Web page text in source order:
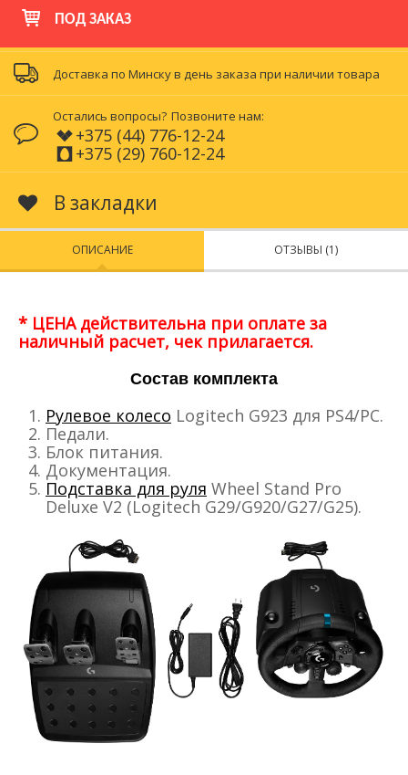
ПОД ЗАКАЗ
Доставка по Минску в день заказа при наличии товара
Остались вопросы? Позвоните нам:
+375 (44) 776-12-24
+375 (29) 760-12-24
В закладки
ОПИСАНИЕ ОТЗЫВЫ (1)
* ЦЕНА действительна при оплате за
наличный расчет, чек прилагается.
Состав комплекта
Рулевое колесо Logitech G923 для PS4/PC.
Педали.
Блок питания.
Документация.
Подставка для руля Wheel Stand Pro
Deluxe V2 (Logitech G29/G920/G27/G25).